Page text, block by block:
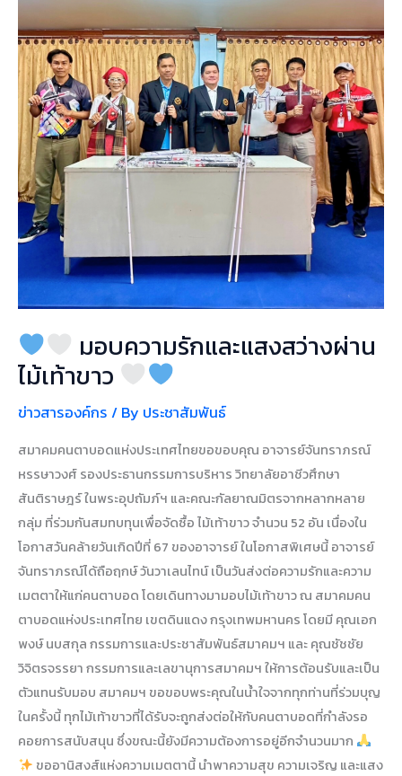
มอบความรักและแสงสว่างผ่าน
ไม้เท้าขาว
ข่าวสารองค์กร / By ประชาสัมพันธ์
สมาคมคนตาบอดแห่งประเทศไทยขอขอบคุณ อาจารย์จันทราภรณ์
หรรษาวงศ์ รองประธานกรรมการบริหาร วิทยาลัยอาชีวศึกษา
สันติราษฎร์ ในพระอุปถัมภ์ฯ และคณะกัลยาณมิตรจากหลากหลาย
กลุ่ม ที่ร่วมกันสมทบทุนเพื่อจัดซื้อ ไม้เท้าขาว จำนวน 52 อัน เนื่องใน
โอกาสวันคล้ายวันเกิดปีที่ 67 ของอาจารย์ ในโอกาสพิเศษนี้ อาจารย์
จันทราภรณ์ได้ถือฤกษ์ วันวาเลนไทน์ เป็นวันส่งต่อความรักและความ
เมตตาให้แก่คนตาบอด โดยเดินทางมามอบไม้เท้าขาว ณ สมาคมคน
ตาบอดแห่งประเทศไทย เขตดินแดง กรุงเทพมหานคร โดยมี คุณเอก
พงษ์ นบสกุล กรรมการและประชาสัมพันธ์สมาคมฯ และ คุณชัชชัย
วิจิตรจรรยา กรรมการและเลขานุการสมาคมฯ ให้การต้อนรับและเป็น
ตัวแทนรับมอบ สมาคมฯ ขอขอบพระคุณในน้ำใจจากทุกท่านที่ร่วมบุญ
ในครั้งนี้ ทุกไม้เท้าขาวที่ได้รับจะถูกส่งต่อให้กับคนตาบอดที่กำลังรอ
คอยการสนับสนุน ซึ่งขณะนี้ยังมีความต้องการอยู่อีกจำนวนมาก
ขออานิสงส์แห่งความเมตตานี้ นำพาความสุข ความเจริญ และแสง
ความ
รัก
และ
แสง
สว่าง
ผ่าน
ไม้
เท้า
ขาว